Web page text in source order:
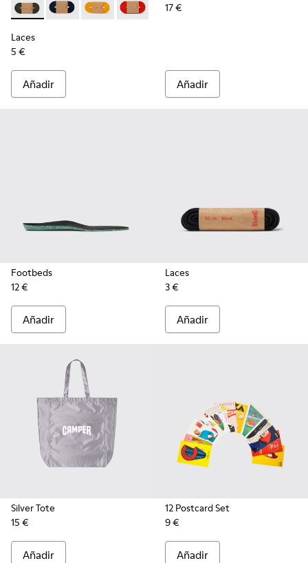
Laces - KL00002-006 - Cordones elásticos verde oscuro
Laces - KL00002-005 - Cordones azul oscuro
Laces - KL00002-004 - Cordones elásticos
Laces - KL00002-003 - Cordones
Laces - KL00002-002 -
Laces
5 €
Añadir
17 €
Añadir
Footbeds
12 €
Añadir
Laces
3 €
Añadir
Silver Tote
15 €
Añadir
12 Postcard Set
9 €
Añadir